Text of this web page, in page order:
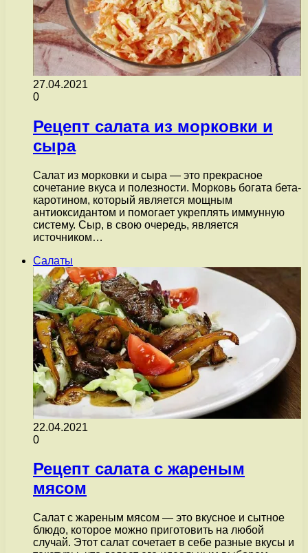
27.04.2021
0
Рецепт салата из морковки и
сыра
Салат из морковки и сыра — это прекрасное
сочетание вкуса и полезности. Морковь богата бета-
каротином, который является мощным
антиоксидантом и помогает укреплять иммунную
систему. Сыр, в свою очередь, является
источником…
Салаты
22.04.2021
0
Рецепт салата с жареным
мясом
Салат с жареным мясом — это вкусное и сытное
блюдо, которое можно приготовить на любой
случай. Этот салат сочетает в себе разные вкусы и